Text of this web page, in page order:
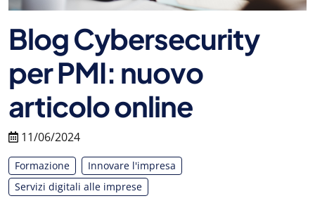
Blog Cybersecurity
per PMI: nuovo
articolo online
11/06/2024
Formazione
Innovare l'impresa
Servizi digitali alle imprese